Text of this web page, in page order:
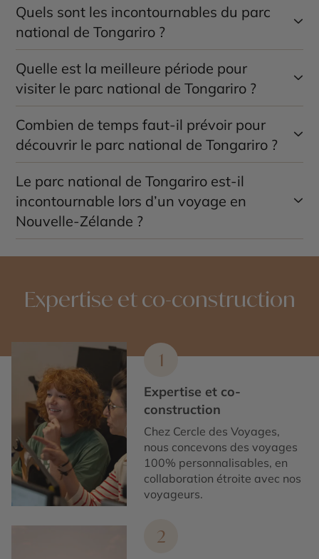
Quels sont les incontournables du parc
national de Tongariro ?
Le Tongariro Alpine Crossing, les Emerald Lakes, les
monts Tongariro, Ngauruhoe et Ruapehu, ainsi que les
paysages volcaniques figurent parmi les principales
Quelle est la meilleure période pour
visiter le parc national de Tongariro ?
Les mois de novembre à avril sont idéaux pour la
randonnée, tandis que l’hiver austral est propice au
ski sur le mont Ruapehu.
Combien de temps faut-il prévoir pour
découvrir le parc national de Tongariro ?
Deux à trois jours permettent de réaliser le Tongariro
Alpine Crossing et de découvrir les principaux sites du
parc.
Le parc national de Tongariro est-il
incontournable lors d’un voyage en
Nouvelle-Zélande ?
Oui, Tongariro est l’un des sites naturels les plus
son importance culturelle pour le peuple maori.
Expertise et co-construction
1
Expertise et co-
construction
Chez Cercle des Voyages,
nous concevons des voyages
100% personnalisables, en
collaboration étroite avec nos
voyageurs.
2